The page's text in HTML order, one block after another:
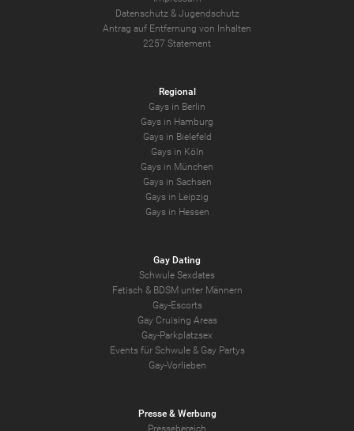
Datenschutz& Jugendschutz
Antrag auf Entfernung von Inhalten
2257 Statement
Regional
Gays in Berlin
Gays in Hamburg
Gays in Bielefeld
Gays in Köln
Gays in München
Gays in Sachsen
Gays in Leipzig
Gays in Hessen
Gay Dating
Schwule Sexdates
Fetisch & BDSM unter Männern
Gay-Escorts
Gay Cruising Areas
Gay-Parkplatzsex
Events für Schwule & Gay Partys
Gay-Vorlieben
Presse & Werbung